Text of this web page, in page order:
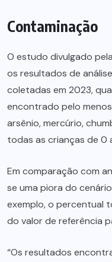
Contaminação
O estudo divulgado
os resultados de
coletadas em 2023,
encontrado pelo
arsênio, mercúrio,
todas as crianças de 0
Em comparação com
se uma piora do
exemplo, o percentual
do valor de referência
“Os resultados